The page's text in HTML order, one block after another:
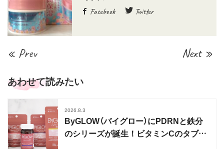
Facebook Twitter
« Prev Next »
あわせて読みたい
2026.8.3
ByGLOW（バイグロー）にPDRNと鉄分
のシリーズが誕生！ビタミンCのタブレ